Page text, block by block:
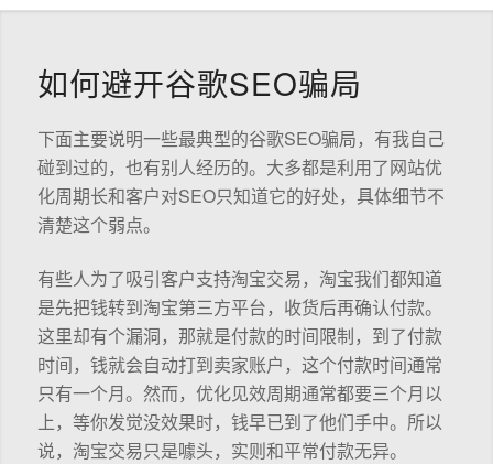
如何避开谷歌SEO骗局
下面主要说明一些最典型的谷歌SEO骗局，有我自己
碰到过的，也有别人经历的。大多都是利用了网站优
化周期长和客户对SEO只知道它的好处，具体细节不
清楚这个弱点。
有些人为了吸引客户支持淘宝交易，淘宝我们都知道
是先把钱转到淘宝第三方平台，收货后再确认付款。
这里却有个漏洞，那就是付款的时间限制，到了付款
时间，钱就会自动打到卖家账户，这个付款时间通常
只有一个月。然而，优化见效周期通常都要三个月以
上，等你发觉没效果时，钱早已到了他们手中。所以
说，淘宝交易只是噱头，实则和平常付款无异。